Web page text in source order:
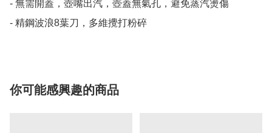
- 無需開蓋，壺嘴出汽，壺蓋無氣孔，避免蒸汽燙傷
- 精鋼波浪8葉刀，多維攪打粉碎
你可能感興趣的商品